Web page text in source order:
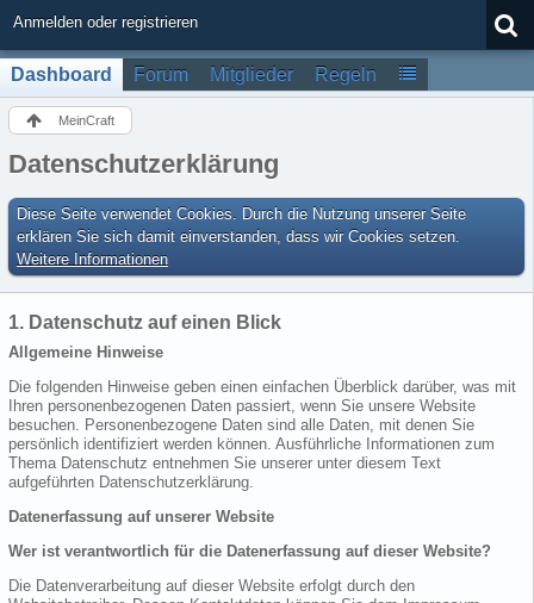
Anmelden oder registrieren
Dashboard Forum Mitglieder Regeln
MeinCraft
Datenschutzerklärung
Diese Seite verwendet Cookies. Durch die Nutzung unserer Seite
erklären Sie sich damit einverstanden, dass wir Cookies setzen.
Weitere Informationen
1. Datenschutz auf einen Blick
Allgemeine Hinweise
Die folgenden Hinweise geben einen einfachen Überblick darüber, was mit
Ihren personenbezogenen Daten passiert, wenn Sie unsere Website
besuchen. Personenbezogene Daten sind alle Daten, mit denen Sie
persönlich identifiziert werden können. Ausführliche Informationen zum
Thema Datenschutz entnehmen Sie unserer unter diesem Text
aufgeführten Datenschutzerklärung.
Datenerfassung auf unserer Website
Wer ist verantwortlich für die Datenerfassung auf dieser Website?
Die Datenverarbeitung auf dieser Website erfolgt durch den